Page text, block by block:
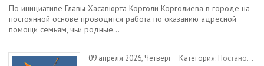
По инициативе Главы Хасавюрта Корголи Корголиева в городе на
постоянной основе проводится работа по оказанию адресной
помощи семьям, чьи родные...
09 апреля 2026, Четверг Категория: Постановления